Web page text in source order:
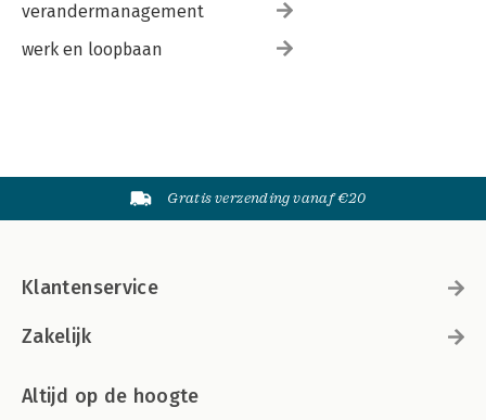
verandermanagement
werk en loopbaan
Gratis verzending vanaf €20
Klantenservice
Zakelijk
Altijd op de hoogte